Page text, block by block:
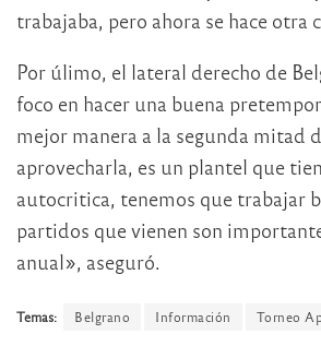
trabajaba, pero ahora se hace otra
Por úlimo, el lateral derecho de
foco en hacer una buena
mejor manera a la segunda mitad
aprovecharla, es un plantel que
autocritica, tenemos que trabajar
partidos que vienen son
anual», aseguró.
Temas: Belgrano Información Torneo